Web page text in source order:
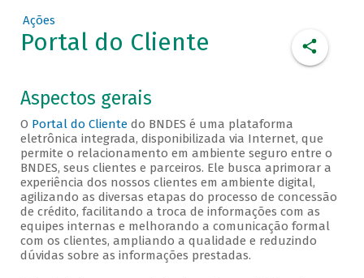
Ações
Portal do Cliente
Aspectos gerais
O Portal do Clientedo BNDES é uma plataforma
eletrônica integrada, disponibilizada via Internet, que
permite o relacionamento em ambiente seguro entre o
BNDES, seus clientes e parceiros. Ele busca aprimorar a
experiência dos nossos clientes em ambiente digital,
agilizando as diversas etapas do processo de concessão
de crédito, facilitando a troca de informações com as
equipes internas e melhorando a comunicação formal
com os clientes, ampliando a qualidade e reduzindo
dúvidas sobre as informações prestadas.